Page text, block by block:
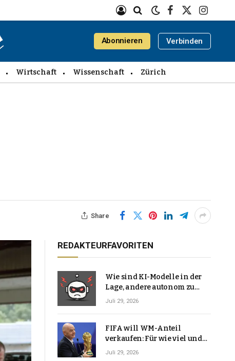
Facebook
X
Abonnieren Verbinden
Wirtschaft Wissenschaft Zürich
Share
REDAKTEURFAVORITEN
Wie sind KI-Modelle in der
Lage, andere autonom zu
hacken? | Technologie-News
Juli 29, 2026
FIFA will WM-Anteil
verkaufen: Für wie viel und
warum macht Gianni
Juli 29, 2026